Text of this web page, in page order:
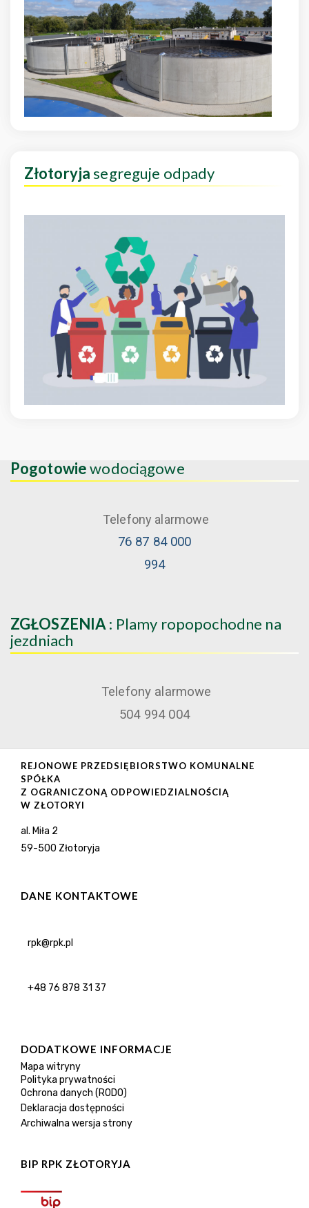
Złotoryjasegreguje odpady
Pogotowiewodociągowe
Telefony alarmowe
76 87 84 000
994
ZGŁOSZENIA : Plamy ropopochodne na
jezdniach
Telefony alarmowe
504 994 004
REJONOWE PRZEDSIĘBIORSTWO KOMUNALNE
SPÓŁKA
Z OGRANICZONĄ ODPOWIEDZIALNOŚCIĄ
W ZŁOTORYI
al. Miła 2
59-500 Złotoryja
DANE KONTAKTOWE
rpk@rpk.pl
+48 76 878 31 37
DODATKOWE INFORMACJE
Mapa witryny
Polityka prywatności
Ochrona danych (RODO)
Deklaracja dostępności
Archiwalna wersja strony
BIP RPK ZŁOTORYJA